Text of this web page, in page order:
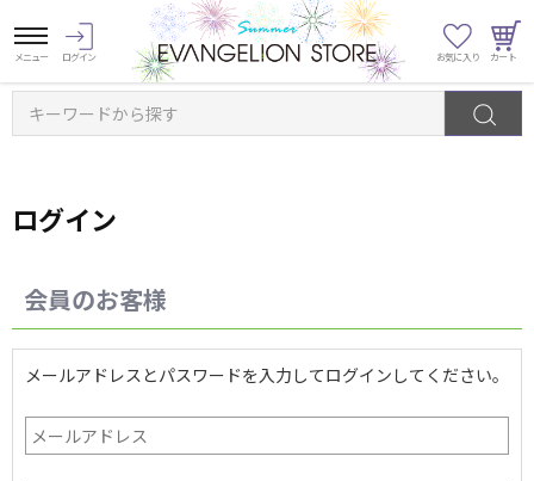
キーワードから探す
ログイン
会員のお客様
メールアドレスとパスワードを入力してログインしてください。